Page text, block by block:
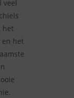
veel
het
en het